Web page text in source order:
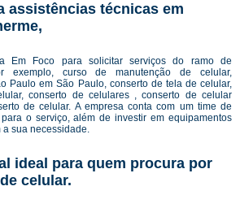
assistências técnicas em
Em Foco para solicitar serviços do ramo de
exemplo, curso de manutenção de celular,
Paulo em São Paulo, conserto de tela de celular,
conserto de celulares , conserto de celular
de celular. A empresa conta com um time de
o serviço, além de investir em equipamentos
a sua necessidade.
ideal para quem procura por
celular.